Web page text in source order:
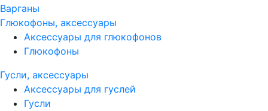
Варганы
Глюкофоны, аксессуары
Аксессуары для глюкофонов
Глюкофоны
Гусли, аксессуары
Аксессуары для гуслей
Гусли